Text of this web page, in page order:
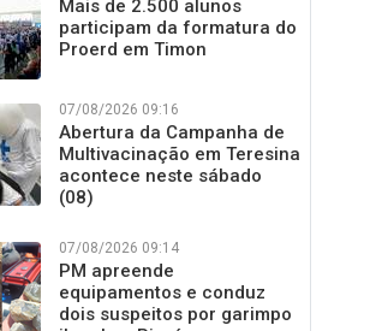
Mais de 2.500 alunos
participam da formatura do
Proerd em Timon
07/08/2026 09:16
Abertura da Campanha de
Multivacinação em Teresina
acontece neste sábado
(08)
07/08/2026 09:14
PM apreende
equipamentos e conduz
dois suspeitos por garimpo